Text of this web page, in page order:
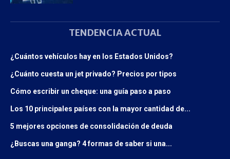
TENDENCIA ACTUAL
¿Cuántos vehículos hay en los Estados Unidos?
¿Cuánto cuesta un jet privado? Precios por tipos
Cómo escribir un cheque: una guía paso a paso
Los 10 principales países con la mayor cantidad de...
5 mejores opciones de consolidación de deuda
¿Buscas una ganga? 4 formas de saber si una...